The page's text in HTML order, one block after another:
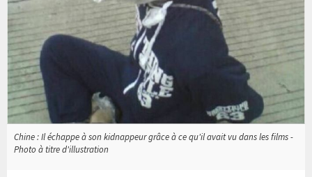
Chine : Il échappe à son kidnappeur grâce à ce qu'il avait vu dans les films -
Photo à titre d'illustration